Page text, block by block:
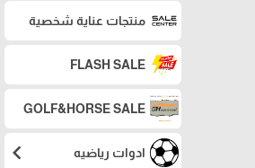
منتجات عناية شخصية
FLASH SALE
GOLF&HORSE SALE
ادوات رياضيه chevron_left